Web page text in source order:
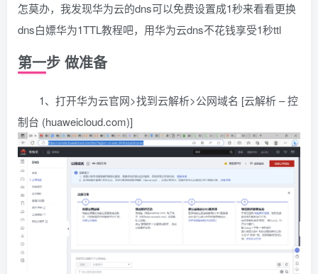
怎莫办，我发现华为云的dns可以免费设置成1秒来看看更换
dns白嫖华为1TTL教程吧，用华为云dns不花钱享受1秒ttl
第一步 做准备
1、打开华为云官网>找到云解析>公网域名 [云解析 – 控
制台 (huaweicloud.com)]